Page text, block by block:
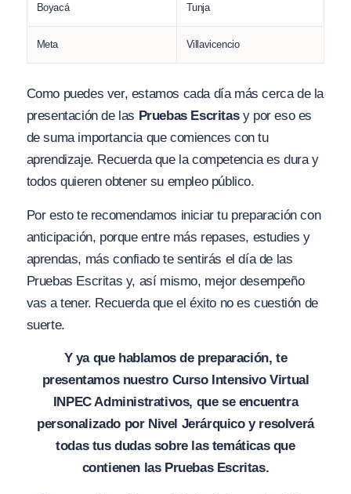
Boyacá Tunja
Meta Villavicencio
Como puedes ver, estamos cada día más cerca de la
presentación de las Pruebas Escritasy por eso es
de suma importancia que comiences con tu
aprendizaje. Recuerda que la competencia es dura y
todos quieren obtener su empleo público.
Por esto te recomendamos iniciar tu preparación con
anticipación, porque entre más repases, estudies y
aprendas, más confiado te sentirás el día de las
Pruebas Escritas y, así mismo, mejor desempeño
vas a tener. Recuerda que el éxito no es cuestión de
suerte.
Y ya que hablamos de preparación, te
presentamos nuestro Curso Intensivo Virtual
INPEC Administrativos, que se encuentra
personalizado por Nivel Jerárquico y resolverá
todas tus dudas sobre las temáticas que
contienen las Pruebas Escritas.